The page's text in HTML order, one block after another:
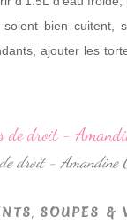
bien cuitent,
ajouter les
droit - Amandine
, SOUPES &